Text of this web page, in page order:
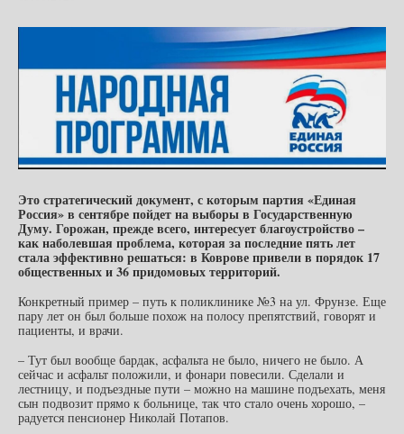
Это стратегический документ, с которым партия «Единая
Россия» в сентябре пойдет на выборы в Государственную
Думу. Горожан, прежде всего, интересует благоустройство –
как наболевшая проблема, которая за последние пять лет
стала эффективно решаться: в Коврове привели в порядок 17
общественных и 36 придомовых территорий.
Конкретный пример – путь к поликлинике №3 на ул. Фрунзе. Еще
пару лет он был больше похож на полосу препятствий, говорят и
пациенты, и врачи.
– Тут был вообще бардак, асфальта не было, ничего не было. А
сейчас и асфальт положили, и фонари повесили. Сделали и
лестницу, и подъездные пути – можно на машине подъехать, меня
сын подвозит прямо к больнице, так что стало очень хорошо, –
радуется пенсионер Николай Потапов.